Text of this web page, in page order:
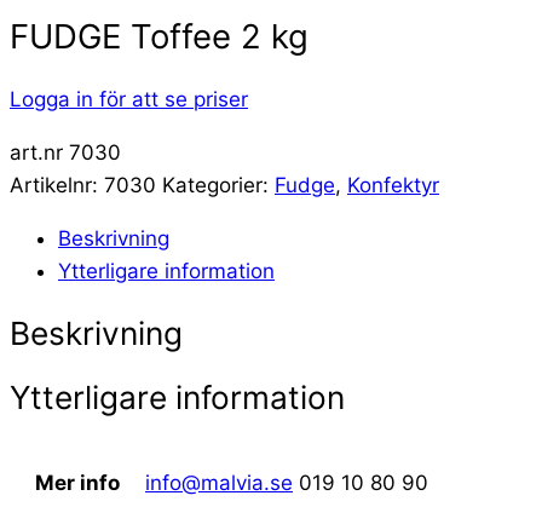
FUDGE Toffee 2 kg
Logga in för att se priser
art.nr 7030
Artikelnr: 7030 Kategorier: Fudge, Konfektyr
Beskrivning
Ytterligare information
Beskrivning
Ytterligare information
Mer info info@malvia.se 019 10 80 90